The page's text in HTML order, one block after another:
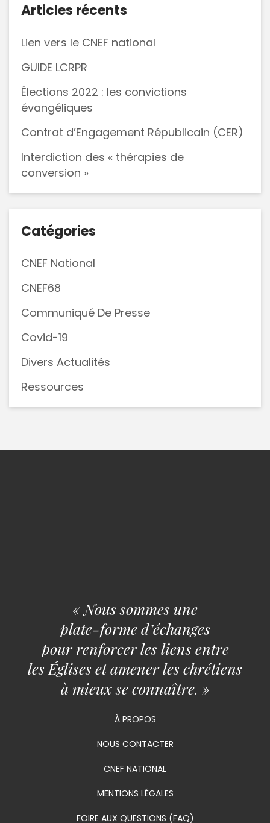
Articles récents
Lien vers le CNEF national
GUIDE LCRPR
Élections 2022 : les convictions
évangéliques
Contrat d’Engagement Républicain (CER)
Interdiction des « thérapies de
conversion »
Catégories
CNEF National
CNEF68
Communiqué De Presse
Covid-19
Divers Actualités
Ressources
« Nous sommes une
plate-forme d’échanges
pour renforcer les liens entre
les Églises et amener les chrétiens
à mieux se connaître. »
À PROPOS
NOUS CONTACTER
CNEF NATIONAL
MENTIONS LÉGALES
FOIRE AUX QUESTIONS (FAQ)